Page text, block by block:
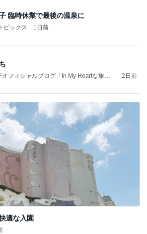
臨時休業で最後の温泉に
ピックス 1日前
フィシャルブログ「In My Heartな旅日
2日前
適な入園